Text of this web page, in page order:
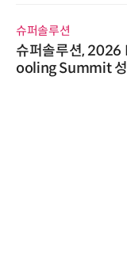
슈퍼솔루션
슈퍼솔루션, 2026
ooling Summit